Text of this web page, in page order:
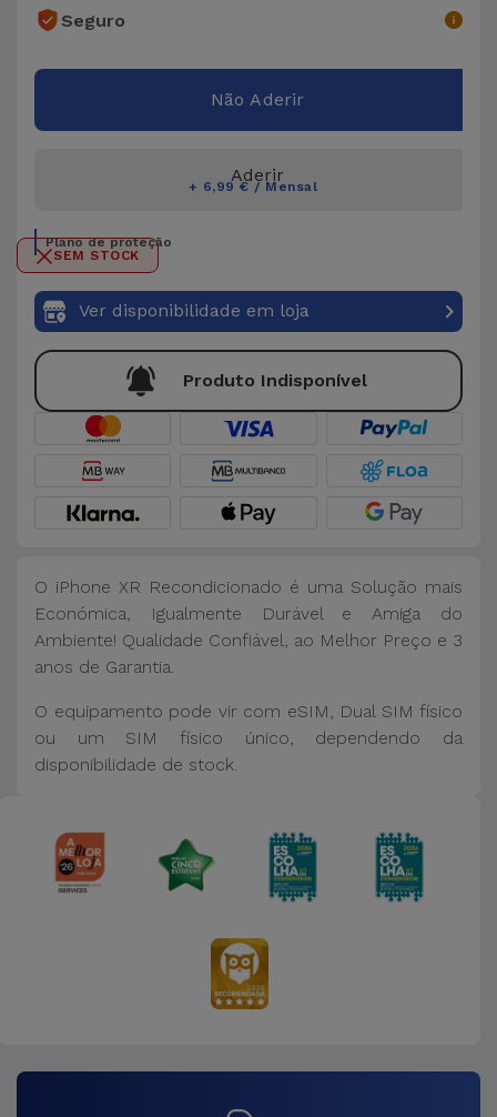
Seguro
Não Aderir
Aderir
+ 6,99 € / Mensal
Plano de proteção
SEM STOCK
Ver disponibilidade em loja
Produto Indisponível
O iPhone XR Recondicionado é uma Solução mais
Económica, Igualmente Durável e Amiga do
Ambiente! Qualidade Confiável, ao Melhor Preço e 3
anos de Garantia.
O equipamento pode vir com eSIM, Dual SIM físico
ou um SIM físico único, dependendo da
disponibilidade de stock.